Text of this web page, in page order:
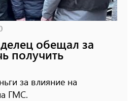
обещал за
получить
за влияние на
ГМС.